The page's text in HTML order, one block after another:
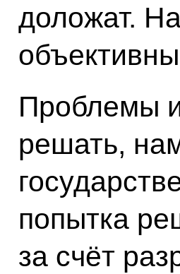
доложат.
Проблемы
решать,
попытка
за счёт